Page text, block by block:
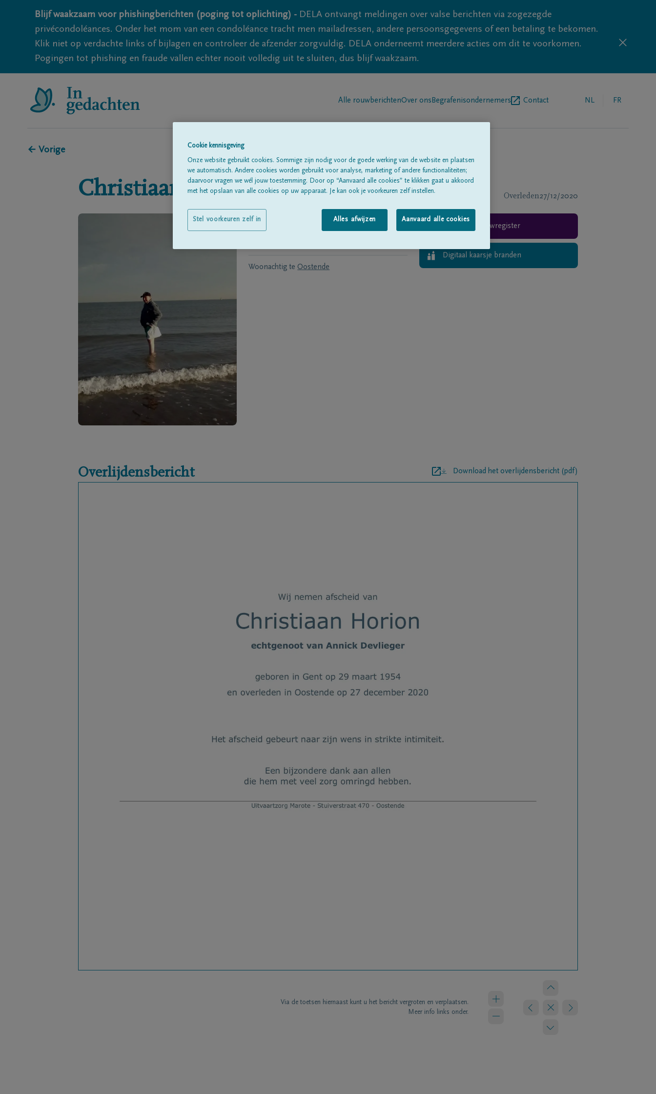
Blijf waakzaam voor phishingberichten (poging tot oplichting) - DELA ontvangt meldingen over valse berichten via zogezegde
privécondoléances. Onder het mom van een condoléance tracht men mailadressen, andere persoonsgegevens of een betaling te bekomen.
Klik niet op verdachte links of bijlagen en controleer de afzender zorgvuldig. DELA onderneemt meerdere acties om dit te voorkomen.
Pogingen tot phishing en fraude vallen echter nooit volledig uit te sluiten, dus blijf waakzaam.
Alle rouwberichtenOver ons Begrafenisondernemers Contact NL FR
← Vorige
Christiaan Horion Overleden27/12/2020
Geboren te 29/03/1954
Woonachtig te Oostende
Rouwregister
Digitaal kaarsje branden
Overlijdensbericht Download het overlijdensbericht (pdf)
Via de toetsen hiernaast kunt u het bericht vergroten en verplaatsen.
Meer info links onder.
Cookie kennisgeving
Onze website gebruikt cookies. Sommige zijn nodig voor de goede werking van de website en plaatsen
we automatisch. Andere cookies worden gebruikt voor analyse, marketing of andere functionaliteiten;
daarvoor vragen we wél jouw toestemming. Door op “Aanvaard alle cookies” te klikken gaat u akkoord
met het opslaan van alle cookies op uw apparaat. Je kan ook je voorkeuren zelf instellen.
Alles afwijzen Aanvaard alle cookies
Stel voorkeuren zelf in